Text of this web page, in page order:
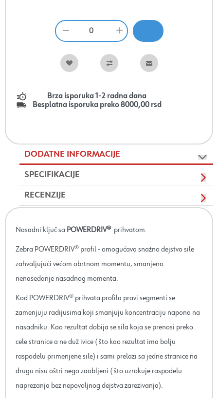
Brza isporuka 1-2 radna dana
Besplatna isporuka preko 8000,00 rsd
DODATNE INFORMACIJE
SPECIFIKACIJE
RECENZIJE
Nasadni ključ sa POWERDRIV® prihvatom.
Zebra POWERDRIV® profil - omogućava snažno dejstvo sile
zahvaljujući većom obrtnom momentu, smanjeno
nenasedanje nasadnog momenta.
Kod POWERDRIV® prihvata profila pravi segmenti se
zamenjuju radijusima koji smanjuju koncentraciju napona na
nasadniku. Kao rezultat dobija se sila koja se prenosi preko
cele stranice a ne duž ivice ( što kao rezultat ima bolju
raspodelu primenjene sile) i sami prelazi sa jedne stranice na
drugu nisu oštri nego zaobljeni ( što uzrokuje raspodelu
naprezanja bez nepovoljnog dejstva zarezivanja).